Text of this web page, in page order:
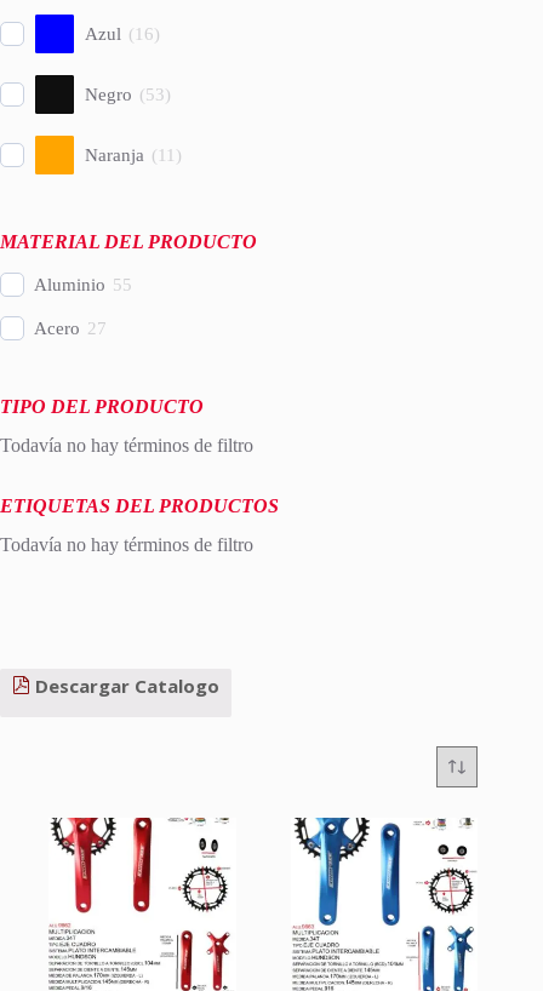
Descargar Catalogo
Azul ( 16)
Negro (53)
Naranja ( 11 )
MATERIAL DEL PRODUCTO
Aluminio 55
Acero 27
TIPO DEL PRODUCTO
Todavía no hay términos de filtro
ETIQUETAS DEL PRODUCTOS
Todavía no hay términos de filtro